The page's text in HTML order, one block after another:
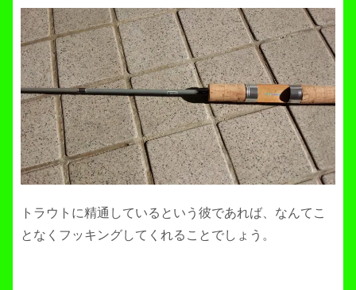
トラウトに精通しているという彼であれば、なんてこ
となくフッキングしてくれることでしょう。